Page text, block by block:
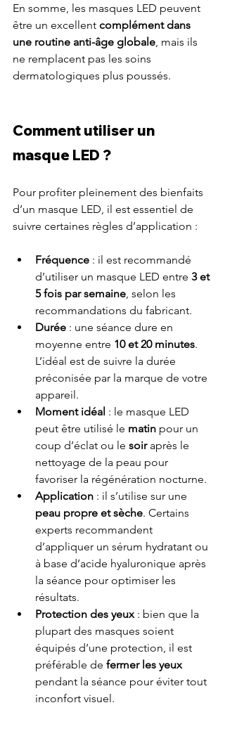
En somme, les masques LED peuvent
être un excellent complément dans
une routine anti-âge globale , mais ils
ne remplacent pas les soins
dermatologiques plus poussés.
Comment utiliser un
masque LED ?
Pour profiter pleinement des bienfaits
d’un masque LED, il est essentiel de
suivre certaines règles d’application :
Fréquence : il est recommandé
d’utiliser un masque LED entre 3 et
5 fois par semaine , selon les
recommandations du fabricant.
Durée : une séance dure en
moyenne entre 10 et 20 minutes.
L’idéal est de suivre la durée
préconisée par la marque de votre
appareil.
Moment idéal : le masque LED
peut être utilisé le matin pour un
coup d’éclat ou le soir après le
nettoyage de la peau pour
favoriser la régénération nocturne.
Application : il s’utilise sur une
peau propre et sèche. Certains
experts recommandent
d’appliquer un sérum hydratant ou
à base d’acide hyaluronique après
la séance pour optimiser les
résultats.
Protection des yeux : bien que la
plupart des masques soient
équipés d’une protection, il est
préférable de fermer les yeux
pendant la séance pour éviter tout
inconfort visuel.